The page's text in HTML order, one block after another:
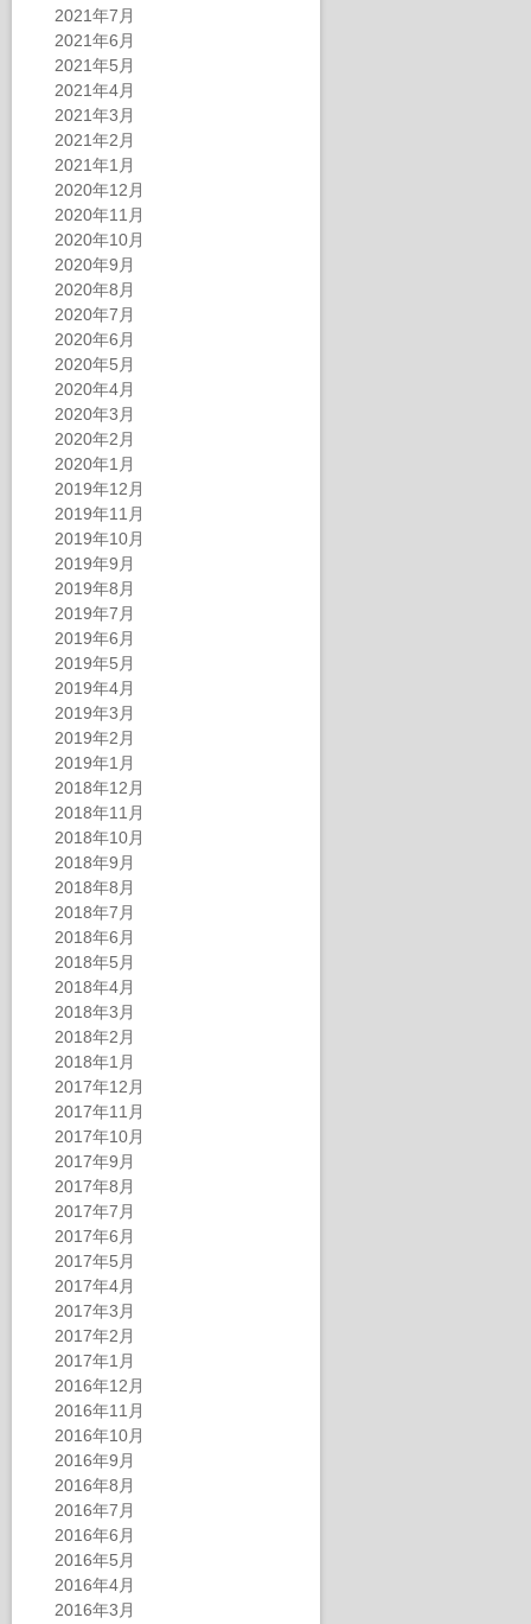
2021年7月
2021年6月
2021年5月
2021年4月
2021年3月
2021年2月
2021年1月
2020年12月
2020年11月
2020年10月
2020年9月
2020年8月
2020年7月
2020年6月
2020年5月
2020年4月
2020年3月
2020年2月
2020年1月
2019年12月
2019年11月
2019年10月
2019年9月
2019年8月
2019年7月
2019年6月
2019年5月
2019年4月
2019年3月
2019年2月
2019年1月
2018年12月
2018年11月
2018年10月
2018年9月
2018年8月
2018年7月
2018年6月
2018年5月
2018年4月
2018年3月
2018年2月
2018年1月
2017年12月
2017年11月
2017年10月
2017年9月
2017年8月
2017年7月
2017年6月
2017年5月
2017年4月
2017年3月
2017年2月
2017年1月
2016年12月
2016年11月
2016年10月
2016年9月
2016年8月
2016年7月
2016年6月
2016年5月
2016年4月
2016年3月